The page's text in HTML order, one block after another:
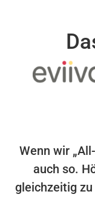
Wenn wir
auch so.
gleichzeitig zu